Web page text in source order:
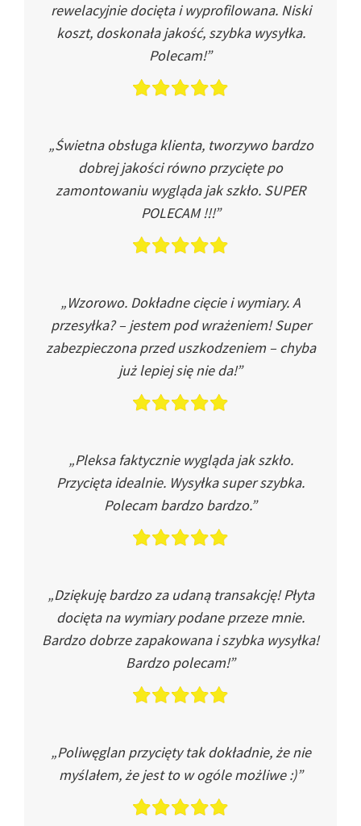
rewelacyjnie docięta i wyprofilowana. Niski
koszt, doskonała jakość, szybka wysyłka.
Polecam!”
„Świetna obsługa klienta, tworzywo bardzo
dobrej jakości równo przycięte po
zamontowaniu wygląda jak szkło. SUPER
POLECAM !!!”
„Wzorowo. Dokładne cięcie i wymiary. A
przesyłka? – jestem pod wrażeniem! Super
zabezpieczona przed uszkodzeniem – chyba
już lepiej się nie da!”
„Pleksa faktycznie wygląda jak szkło.
Przycięta idealnie. Wysyłka super szybka.
Polecam bardzo bardzo.”
„Dziękuję bardzo za udaną transakcję! Płyta
docięta na wymiary podane przeze mnie.
Bardzo dobrze zapakowana i szybka wysyłka!
Bardzo polecam!”
„Poliwęglan przycięty tak dokładnie, że nie
myślałem, że jest to w ogóle możliwe :)”